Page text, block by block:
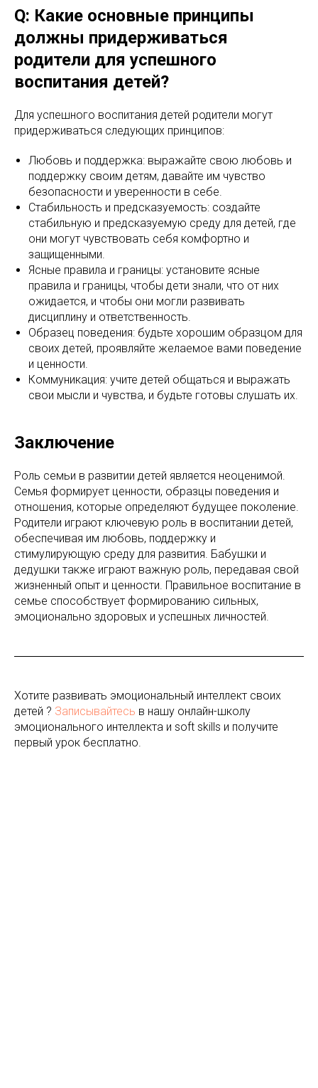
Q: Какие основные принципы
должны придерживаться
родители для успешного
воспитания детей?
Для успешного воспитания детей родители могут
придерживаться следующих принципов:
Любовь и поддержка: выражайте свою любовь и
поддержку своим детям, давайте им чувство
безопасности и уверенности в себе.
Стабильность и предсказуемость: создайте
стабильную и предсказуемую среду для детей, где
они могут чувствовать себя комфортно и
защищенными.
Ясные правила и границы: установите ясные
правила и границы, чтобы дети знали, что от них
ожидается, и чтобы они могли развивать
дисциплину и ответственность.
Образец поведения: будьте хорошим образцом для
своих детей, проявляйте желаемое вами поведение
и ценности.
Коммуникация: учите детей общаться и выражать
свои мысли и чувства, и будьте готовы слушать их.
Заключение
Роль семьи в развитии детей является неоценимой.
Семья формирует ценности, образцы поведения и
отношения, которые определяют будущее поколение.
Родители играют ключевую роль в воспитании детей,
обеспечивая им любовь, поддержку и
стимулирующую среду для развития. Бабушки и
дедушки также играют важную роль, передавая свой
жизненный опыт и ценности. Правильное воспитание в
семье способствует формированию сильных,
эмоционально здоровых и успешных личностей.
Хотите развивать эмоциональный интеллект своих
детей ? Записывайтесь в нашу онлайн-школу
эмоционального интеллекта и soft skills и получите
первый урок бесплатно.